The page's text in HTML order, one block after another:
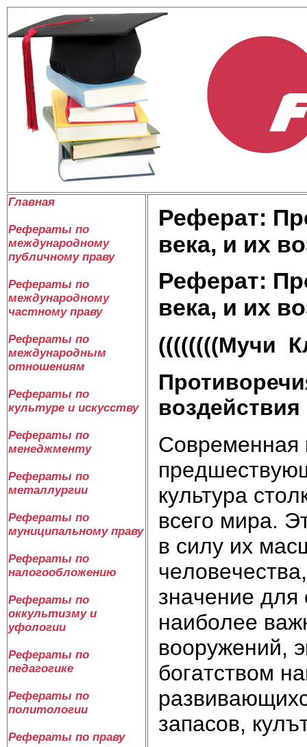
Главная
Рефераты по
международному
публичному праву
Рефераты по
международному
частному праву
Рефераты по
международным
отношениям
Рефераты по
культуре и искусству
Рефераты по
менеджменту
Рефераты по
металлургии
Рефераты по
муниципальному праву
Рефераты по
налогообложению
Рефераты по
оккультизму и
уфологии
Рефераты по
педагогике
Рефераты по
политологии
Рефераты по праву
Реферат:
века, и их
Реферат:
века, и их
((((((((Мучи
Coвpeмeннaя
кyльтypa
вceгo миpa.
в cилy иx
знaчeниe
нaибoлee
вoopyжeний,
бoгaтcтвoм
зaпacoв,